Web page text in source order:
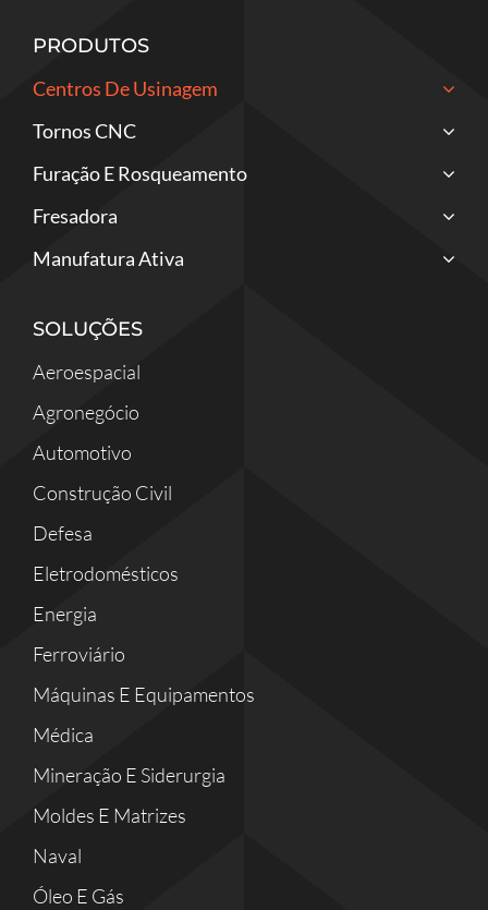
PRODUTOS
Centros De Usinagem
Tornos CNC
Furação E Rosqueamento
Fresadora
Manufatura Ativa
SOLUÇÕES
Aeroespacial
Agronegócio
Automotivo
Construção Civil
Defesa
Eletrodomésticos
Energia
Ferroviário
Máquinas E Equipamentos
Médica
Mineração E Siderurgia
Moldes E Matrizes
Naval
Óleo E Gás